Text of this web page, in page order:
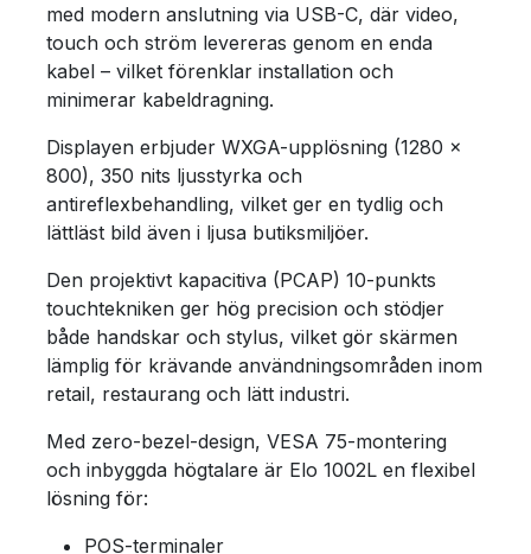
med modern anslutning via USB-C, där video,
touch och ström levereras genom en enda
kabel – vilket förenklar installation och
minimerar kabeldragning.
Displayen erbjuder WXGA-upplösning (1280 ×
800), 350 nits ljusstyrka och
antireflexbehandling, vilket ger en tydlig och
lättläst bild även i ljusa butiksmiljöer.
Den projektivt kapacitiva (PCAP) 10-punkts
touchtekniken ger hög precision och stödjer
både handskar och stylus, vilket gör skärmen
lämplig för krävande användningsområden inom
retail, restaurang och lätt industri.
Med zero-bezel-design, VESA 75-montering
och inbyggda högtalare är Elo 1002L en flexibel
lösning för:
POS-terminaler